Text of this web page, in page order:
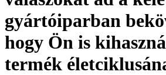
gyártóiparban
hogy Ön is
termék